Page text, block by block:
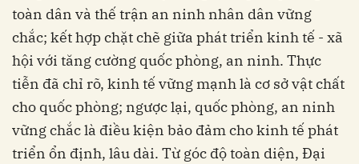
toàn dân và thế trận an ninh nhân dân vững
chắc; kết hợp chặt chẽ giữa phát triển kinh tế - xã
hội với tăng cường quốc phòng, an ninh. Thực
tiễn đã chỉ rõ, kinh tế vững mạnh là cơ sở vật chất
cho quốc phòng; ngược lại, quốc phòng, an ninh
vững chắc là điều kiện bảo đảm cho kinh tế phát
triển ổn định, lâu dài. Từ góc độ toàn diện, Đại